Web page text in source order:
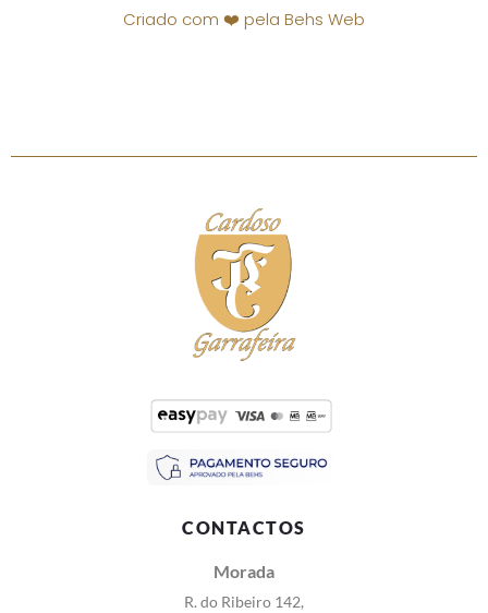
Criado com ❤️ pela Behs Web
CONTACTOS
Morada
R. do Ribeiro 142,